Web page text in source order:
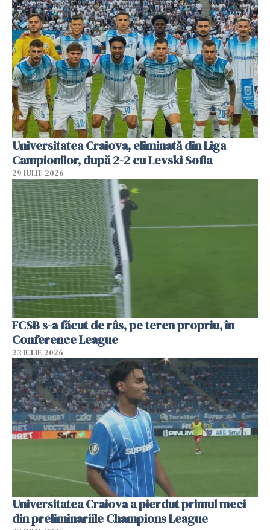
Universitatea Craiova, eliminată din Liga
Campionilor, după 2-2 cu Levski Sofia
29 IULIE 2026
FCSB s-a făcut de râs, pe teren propriu, în
Conference League
23 IULIE 2026
Universitatea Craiova a pierdut primul meci
din preliminariile Champions League